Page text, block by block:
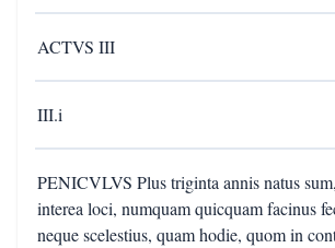
ACTVS III
III.i
PENICVLVS Plus triginta annis natus
interea loci, numquam quicquam facinus
neque scelestius, quam hodie, quom in